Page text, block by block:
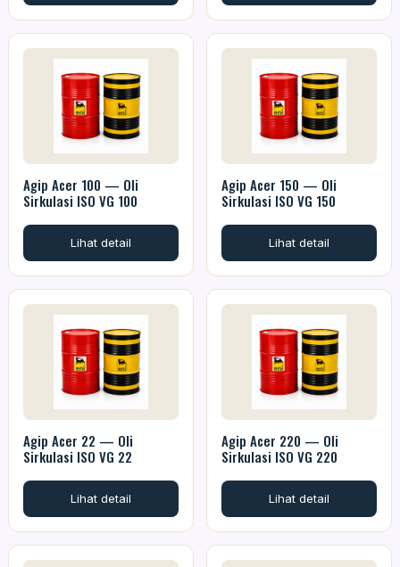
Agip Acer 100 — Oli
Sirkulasi ISO VG 100
Lihat detail
Agip Acer 150 — Oli
Sirkulasi ISO VG 150
Lihat detail
Agip Acer 22 — Oli
Sirkulasi ISO VG 22
Lihat detail
Agip Acer 220 — Oli
Sirkulasi ISO VG 220
Lihat detail